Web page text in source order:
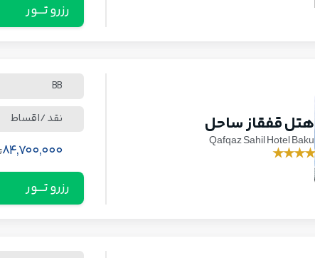
رزرو تـــور
هتل قفقاز ساحل
Qafqaz Sahil Hotel Baku
★
★
★
★
BB
نقد / اقساط
84,700,000
رزرو تـــور